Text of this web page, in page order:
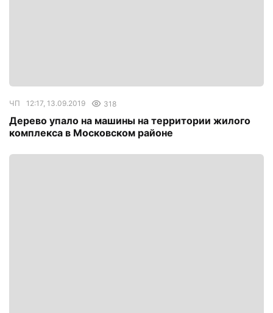
ЧП 12:17, 13.09.2019 318
Дерево упало на машины на территории жилого
комплекса в Московском районе